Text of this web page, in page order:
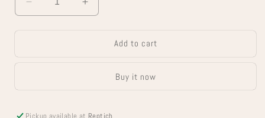
Decrease
quantity
Increase
quantity
Add to cart
Buy it now
Pickup available at Reptich